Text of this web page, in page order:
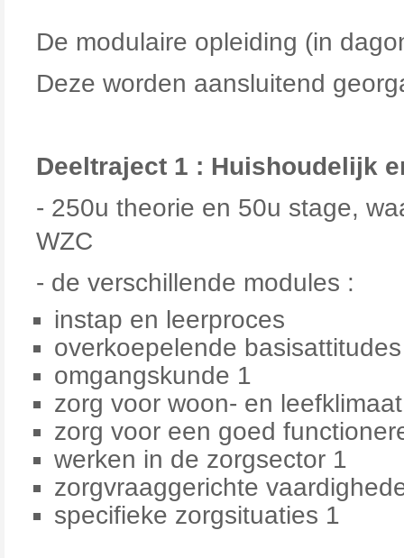
De modulaire opleiding (in
Deze worden aansluitend
Deeltraject 1 : Huishoudelijk
- 250u theorie en 50u stage,
WZC
- de verschillende modules :
instap en leerproces
overkoepelende
omgangskunde 1
zorg voor woon- en
zorg voor een goed
werken in de zorgsector 1
zorgvraaggerichte
specifieke zorgsituaties 1